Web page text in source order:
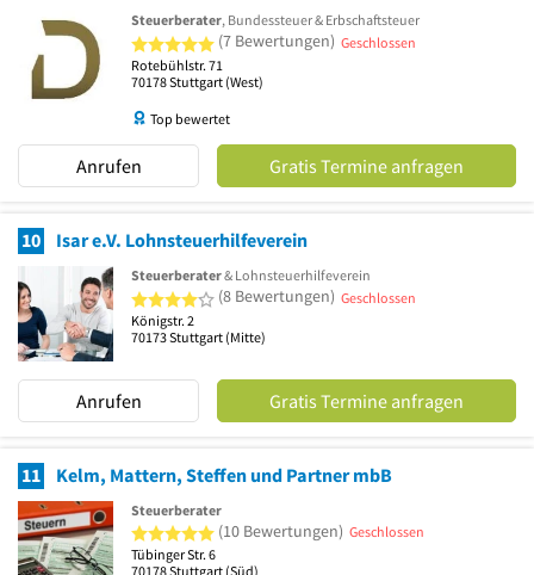
Steuerberater, Bundessteuer & Erbschaftsteuer
5 von 5 Sternen
(7 Bewertungen) Geschlossen
Rotebühlstr. 71
70178Stuttgart (West)
Top bewertet
Anrufen Gratis Termine anfragen
10 Isar e.V. Lohnsteuerhilfeverein
Steuerberater& Lohnsteuerhilfeverein
4 von 5 Sternen
(8 Bewertungen) Geschlossen
Königstr. 2
70173Stuttgart (Mitte)
Anrufen Gratis Termine anfragen
11 Kelm, Mattern, Steffen und Partner mbB
Steuerberater
5 von 5 Sternen
(10 Bewertungen) Geschlossen
Tübinger Str. 6
70178Stuttgart (Süd)